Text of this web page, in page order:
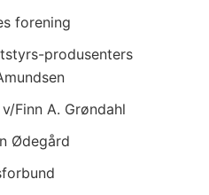
forening
produsenters
Finn A. Grøndahl
Ødegård